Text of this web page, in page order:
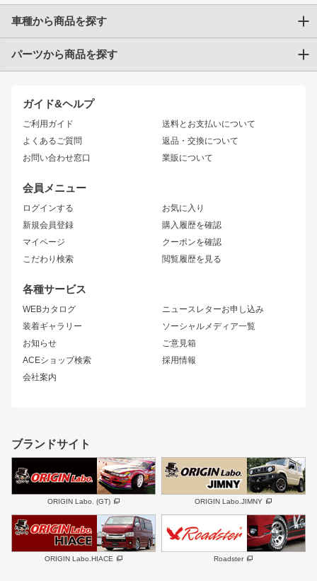
ガイド&ヘルプ
ご利用ガイド
よくあるご質問
お問い合わせ窓口
送料とお支払いについて
返品・交換について
業販について
会員メニュー
ログインする
新規会員登録
マイページ
こだわり検索
お気に入り
購入履歴を確認
クーポンを確認
閲覧履歴を見る
各種サービス
WEBカタログ
装着ギャラリー
お知らせ
ACEショップ検索
会社案内
ニュースレターお申し込み
ソーシャルメディア一覧
ご意見箱
採用情報
車種から商品を探す
トヨタ
JZX90 CHASER
JZX110 MARK II
JZX100 MARK II
JZX90 MARK II
トレノ
マークX
アリスト
ソアラ
アルテッツァ
ニッサン
S15 シルビア
S14 シルビア 後期
S13 シルビア
180SX
シルエイティ
ワンビア
ローレル
セフィーロ
キャラバン
スズキ
GS350
SC
スバル 三菱
デリカ D:5
軽自動車 汎用
パーツから商品を探す
エアロシリーズ
ドリフトライン
風神
雷神
レーシングライン
アタックライン
ストリームライン
リアウイング
ジムニーパーツ
ホイール
MUD-S7
MUD-SR7
まつど家 鉄漢
ボンネット
フェンダー
サイドパーツ
リアゲート
メンテナンスパーツ
ハイエースパーツ
ホイール
DAYTONA-RS
DAYTONA-RS NEO
エアロシリーズ
ブランドサイト
ORIGIN Labo. (GT) ORIGIN Labo.JIMNY
ORIGIN Labo.HIACE Roadster